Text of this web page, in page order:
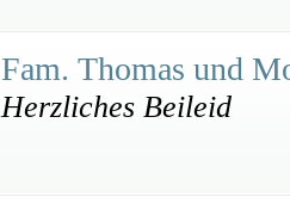
Fam. Thomas und
Herzliches Beileid